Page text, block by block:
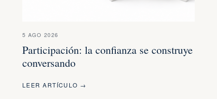
5 AGO 2026
Participación: la confianza se construye
conversando
LEER ARTÍCULO →